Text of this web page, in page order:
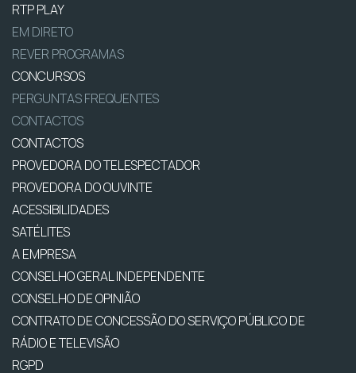
RTP PLAY
EM DIRETO
REVER PROGRAMAS
CONCURSOS
PERGUNTAS FREQUENTES
CONTACTOS
CONTACTOS
PROVEDORA DO TELESPECTADOR
PROVEDORA DO OUVINTE
ACESSIBILIDADES
SATÉLITES
A EMPRESA
CONSELHO GERAL INDEPENDENTE
CONSELHO DE OPINIÃO
CONTRATO DE CONCESSÃO DO SERVIÇO PÚBLICO DE
RÁDIO E TELEVISÃO
RGPD